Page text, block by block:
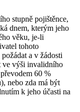
stupně pojištěnce,
dnem, kterým jeho
věku, je-li
tohoto
a v žádosti
ve výši invalidního
60 %
nebo zda má být
k jeho účasti na